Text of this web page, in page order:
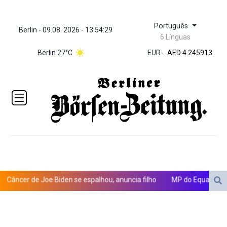
Berlin - 09.08. 2026 - 13:54:29 Português
6 Línguas
Berlin 27°C
EUR-
ZWL 372.275202
AED 4.245913
422.094755
AWG 2.082489
AZN 1.97002
de Joe Biden se espalhou, anuncia filho MP do Equador